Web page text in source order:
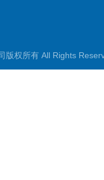
版权所有 All Rights